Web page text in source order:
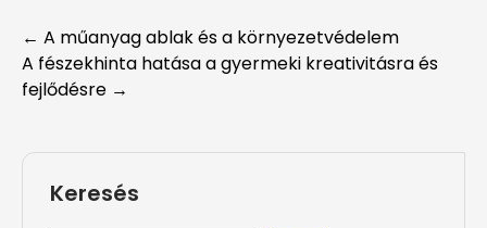
Post
navigation
← A műanyag ablak és a környezetvédelem
A fészekhinta hatása a gyermeki kreativitásra és
fejlődésre →
Keresés